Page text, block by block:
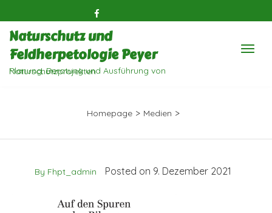
Naturschutz und
Feldherpetologie Peyer
Planung, Beratung und Ausführung von Naturschutzprojekten
Homepage > Medien >
By Fhpt_admin Posted on 9. Dezember 2021